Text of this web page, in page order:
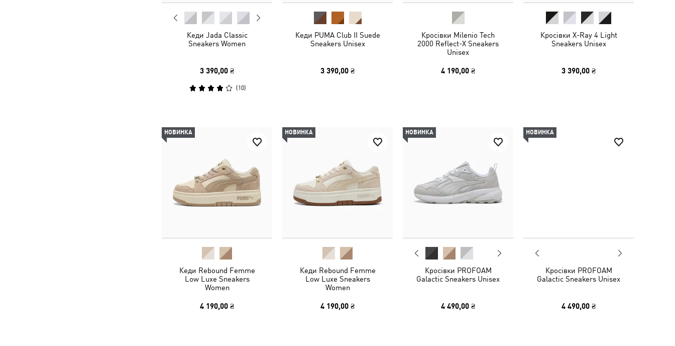
Кеди Jada Classic
Sneakers Women
3 390,00 ₴
(10)
Кеди PUMA Club II Suede
Sneakers Unisex
3 390,00 ₴
Кросівки Milenio Tech
2000 Reflect-X Sneakers
Unisex
4 190,00 ₴
Кросівки X-Ray 4 Light
Sneakers Unisex
3 390,00 ₴
НОВИНКА
Кеди Rebound Femme
Low Luxe Sneakers
Women
4 190,00 ₴
НОВИНКА
Кеди Rebound Femme
Low Luxe Sneakers
Women
4 190,00 ₴
НОВИНКА
Кросівки PROFOAM
Galactic Sneakers Unisex
4 490,00 ₴
НОВИНКА
Кросівки PROFOAM
Galactic Sneakers Unisex
4 490,00 ₴